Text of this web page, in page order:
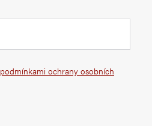
podmínkami ochrany osobních